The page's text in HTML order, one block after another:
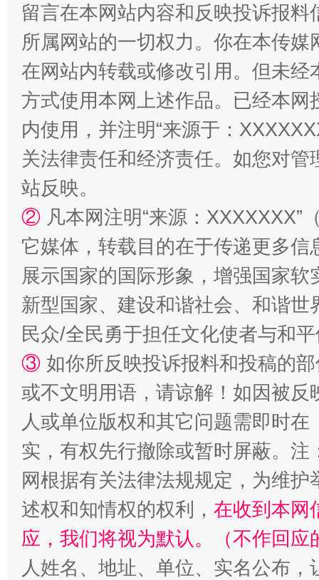
留言在本网站内容和反映投诉报
所属网站的一切权力。你在本传
在网站内转载或修改引用。但未
方式使用本网上述作品。已经本
内使用，并注明“来源于：
关法律责任和经济责任。如您对
站反映。
② 凡本网注明“来源：
它媒体，转载目的在于传递更多
展示国家的国际形象，增强国家
新型国家、建设和谐社会、和谐
民众/全民勇于担任文化使者与和
③ 如你所反映投诉报料和投稿的
或不文明用语，请谅解！如因被
人或单位版权和其它问题需即时在
实，有权先行撤除或暂时屏蔽。
网根据有关法律法规规定，为维
述权和知情权的权利， 在收到本网
应，我们将视为默认。（不作回应
人姓名、地址、单位、实名公布